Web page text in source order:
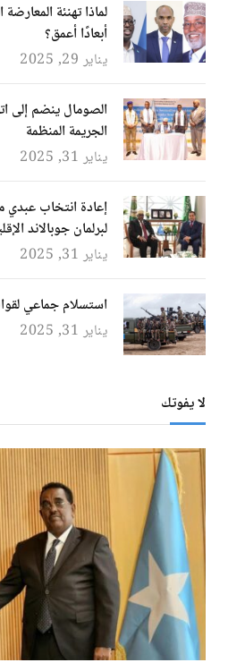
لماذا تهنئة
أبعادًا أعمق؟
يناير 29, 2025
الصومال ينضم إلى
الجريمة المنظمة
يناير 31, 2025
إعادة انتخاب عبدي
لبرلمان جوبالاند
يناير 31, 2025
استسلام جماعي
يناير 31, 2025
لا يفوتك